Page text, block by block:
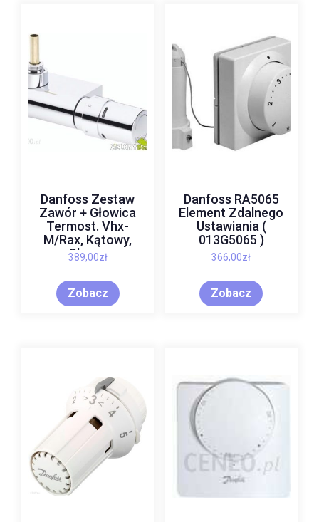
Danfoss Zestaw
Zawór + Głowica
Termost. Vhx-
M/Rax, Kątowy,
Chrom
389,00zł
Zobacz
Danfoss RA5065
Element Zdalnego
Ustawiania (
013G5065 )
366,00zł
Zobacz